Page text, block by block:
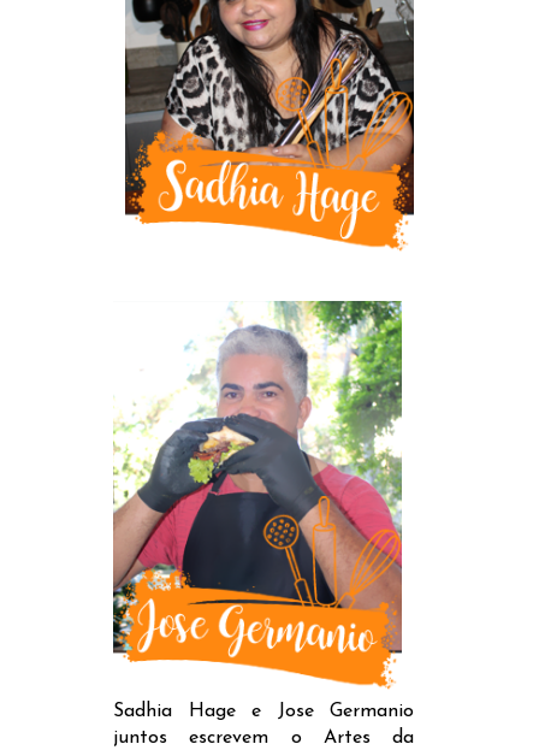
Sadhia Hage e Jose Germanio
juntos escrevem o Artes da